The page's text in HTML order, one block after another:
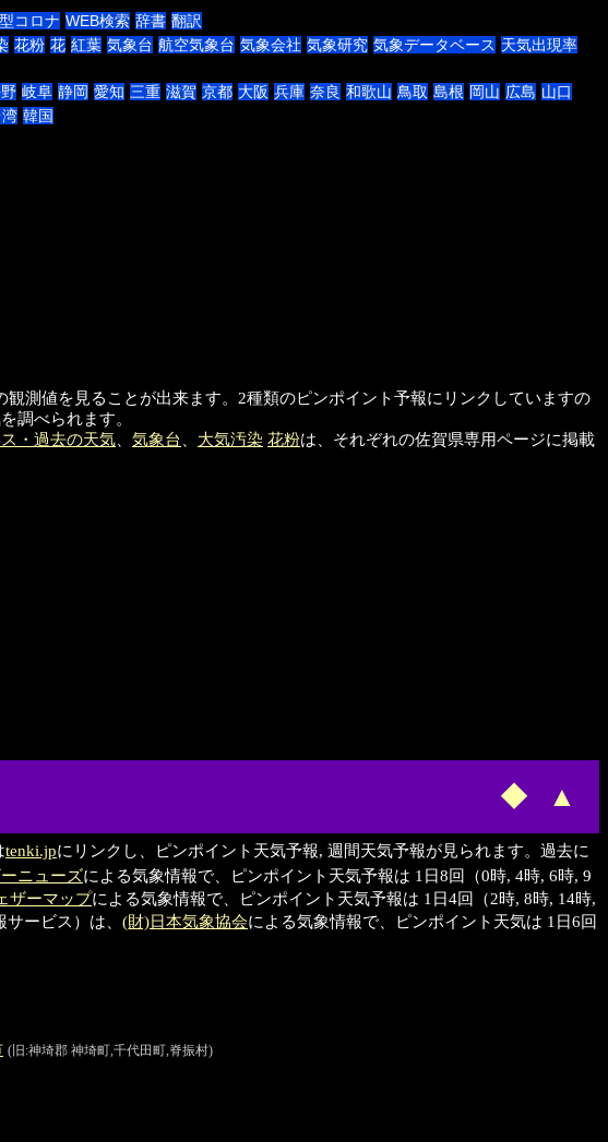
コロナ WEB検索 辞書 翻訳
花粉 花 紅葉 気象台 航空気象台 気象会社 気象研究 気象データベース 天気出現率
岐阜 静岡 愛知 三重 滋賀 京都 大阪 兵庫 奈良 和歌山 鳥取 島根 岡山 広島 山口
韓国
観測値を見ることが出来ます。2種類のピンポイント予報にリンクしていますの
調べられます。
・過去の天気、 気象台、 大気汚染 花粉は、それぞれの佐賀県専用ページに掲載
◆ ▲
tenki.jpにリンクし、ピンポイント天気予報, 週間天気予報が見られます。過去に
ニューズによる気象情報で、ピンポイント天気予報は 1日8回（0時, 4時, 6時, 9
ザーマップによる気象情報で、ピンポイント天気予報は 1日4回（2時, 8時, 14時,
サービス）は、 (財)日本気象協会による気象情報で、ピンポイント天気は 1日6回
(旧:神埼郡 神埼町,千代田町,脊振村)